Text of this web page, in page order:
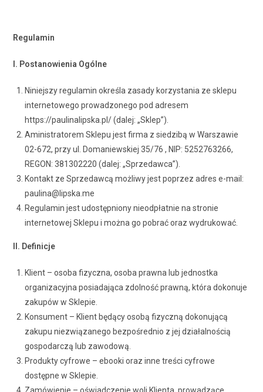
Regulamin
I. Postanowienia Ogólne
Niniejszy regulamin określa zasady korzystania ze sklepu
internetowego prowadzonego pod adresem
https://paulinalipska.pl/ (dalej: „Sklep”).
Aministratorem Sklepu jest firma z siedzibą w Warszawie
02-672, przy ul. Domaniewskiej 35/76 , NIP: 5252763266,
REGON: 381302220 (dalej: „Sprzedawca”).
Kontakt ze Sprzedawcą możliwy jest poprzez adres e-mail:
paulina@lipska.me
Regulamin jest udostępniony nieodpłatnie na stronie
internetowej Sklepu i można go pobrać oraz wydrukować.
II. Definicje
Klient – osoba fizyczna, osoba prawna lub jednostka
organizacyjna posiadająca zdolność prawną, która dokonuje
zakupów w Sklepie.
Konsument – Klient będący osobą fizyczną dokonującą
zakupu niezwiązanego bezpośrednio z jej działalnością
gospodarczą lub zawodową.
Produkty cyfrowe – ebooki oraz inne treści cyfrowe
dostępne w Sklepie.